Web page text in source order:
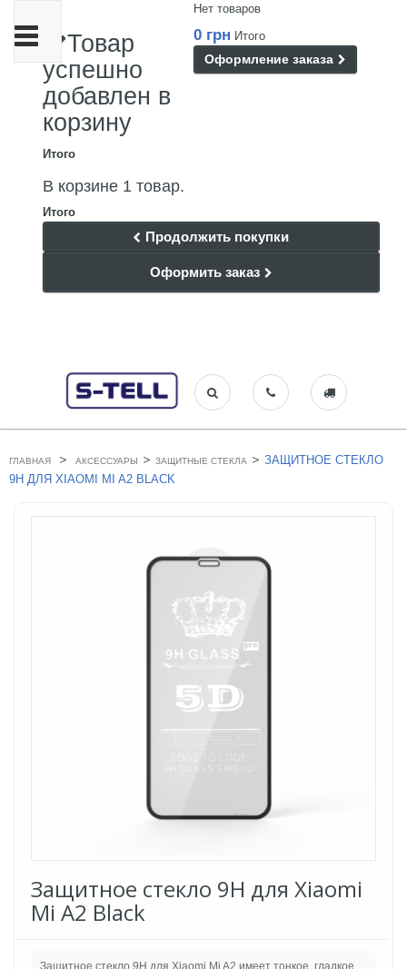
Нет товаров
0 грн Итого
Оформление заказа
Товар
успешно
добавлен в
корзину
Итого
В корзине 1 товар.
Итого
Продолжить покупки
Оформить заказ
Переключить
навигации
ГЛАВНАЯ > АКСЕССУАРЫ > ЗАЩИТНЫЕ СТЕКЛА > ЗАЩИТНОЕ СТЕКЛО
9H ДЛЯ XIAOMI MI A2 BLACK
Защитное стекло 9H для Xiaomi
Mi A2 Black
Защитное стекло 9H для Xiaomi Mi A2 имеет тонкое, гладкое